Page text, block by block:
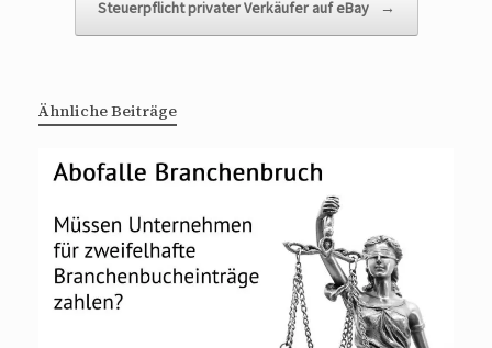
Steuerpflicht privater Verkäufer auf eBay →
Ähnliche Beiträge